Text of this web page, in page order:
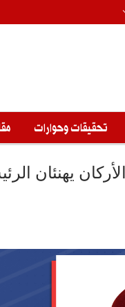
تحقيقات وحوارات